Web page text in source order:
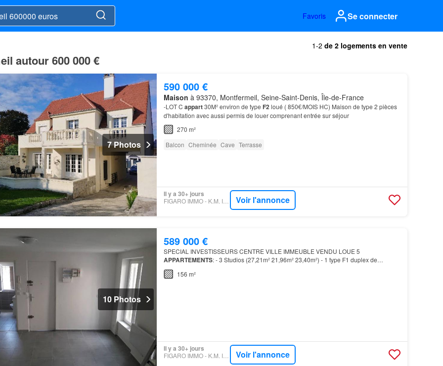
Favoris Se connecter
1-2 de 2 logements en vente
autour 600 000 €
7 Photos
590 000 €
Maison à 93370, Montfermeil, Seine-Saint-Denis, Île-de-France
-LOT C appart30M² environ de type F2loué ( 850€/MOIS HC) Maison de type 2 pièces
d'habitation avec aussi permis de louer comprenant entrée sur séjour
270 m²
Balcon Cheminée Cave Terrasse
Il y a 30+ jours
FIGARO IMMO - K.M. IMMOBILIER Voir l'annonce
10 Photos
589 000 €
SPECIAL INVESTISSEURS CENTRE VILLE IMMEUBLE VENDU LOUE 5
APPARTEMENTS: - 3 Studios (27,21m² 21,96m² 23,40m²) - 1 type F1 duplex de
28,61m² (35,90 m² au
156 m²
Il y a 30+ jours
FIGARO IMMO - K.M. IMMOBILIER Voir l'annonce